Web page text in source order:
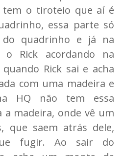
tem o tiroteio que aí é
essa parte só
quadrinho e já na
o Rick acordando na
Rick sai e acha
com uma madeira e
HQ não tem essa
madeira, onde vê um
que saem atrás dele,
fugir. Ao sair do